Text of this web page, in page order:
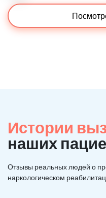
Истории
наших
Отзывы реальных людей о
наркологическом